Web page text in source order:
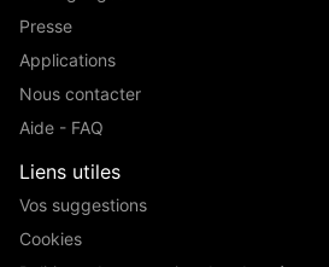
Presse
Applications
Nous contacter
Aide - FAQ
Liens utiles
Vos suggestions
Cookies